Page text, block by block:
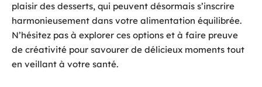
plaisir des desserts, qui peuvent désormais s’inscrire
harmonieusement dans votre alimentation équilibrée.
N’hésitez pas à explorer ces options et à faire preuve
de créativité pour savourer de délicieux moments tout
en veillant à votre santé.